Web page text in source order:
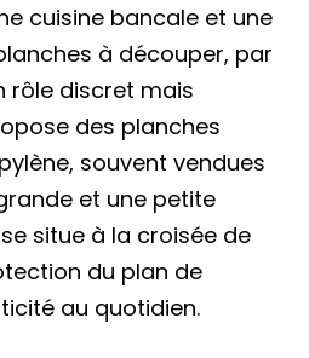
cuisine bancale et une
à découper, par
rôle discret mais
des planches
souvent vendues
et une petite
situe à la croisée de
du plan de
au quotidien.